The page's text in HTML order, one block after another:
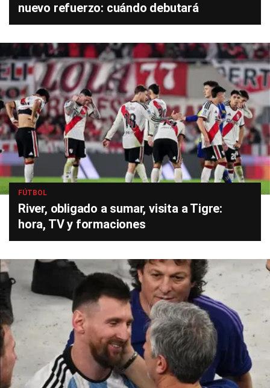
nuevo refuerzo: cuándo debutará
FÚTBOL
River, obligado a sumar, visita a Tigre:
hora, TV y formaciones